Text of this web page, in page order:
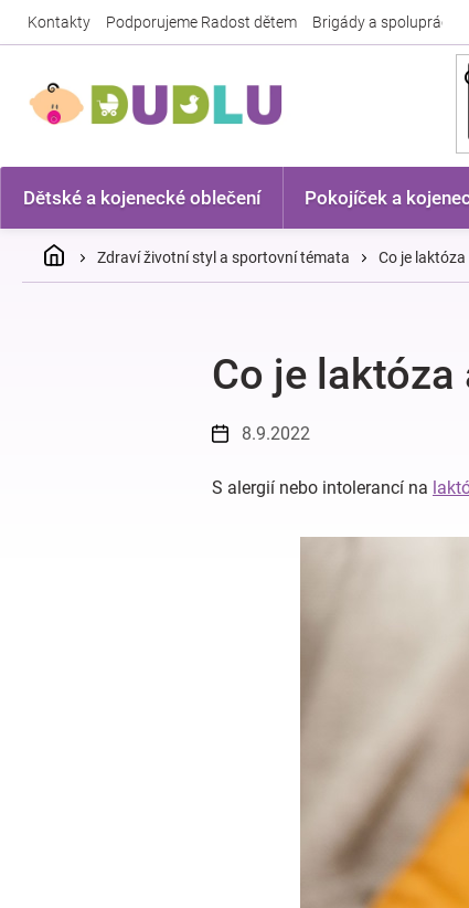
Kontakty Podporujeme Radost dětem Brigády a spolupráce
Dětské a kojenecké oblečení Pokojíček a
DomůZdraví životní styl a sportovní témata Co je
Co je laktóza
8.9.2022
S alergií nebo intolerancí na